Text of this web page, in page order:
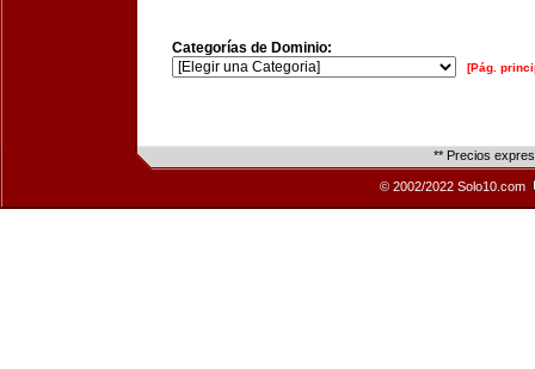
Categorías de Dominio:
[Pág.
** Precios
© 2002/2022 Solo10.com